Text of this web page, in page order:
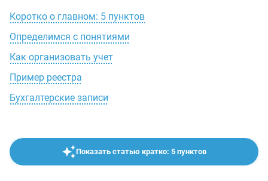
Коротко о главном: 5 пунктов
Определимся с понятиями
Как организовать учет
Пример реестра
Бухгалтерские записи
Показать статью кратко: 5 пунктов